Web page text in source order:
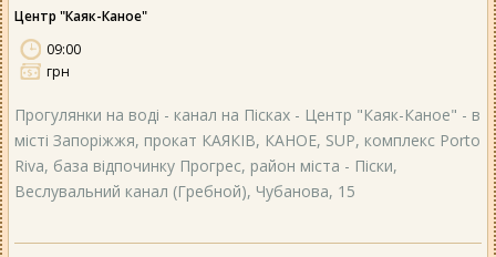
Центр "Каяк-Каное"
09:00
грн
Прогулянки на воді - канал на Пісках - Центр "Каяк-Каное" - в
місті Запоріжжя, прокат КАЯКІВ, КАНОЕ, SUP, комплекс Porto
Riva, база відпочинку Прогрес, район міста - Піски,
Веслувальний канал (Гребной), Чубанова, 15